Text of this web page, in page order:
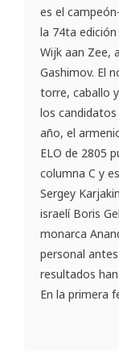
es el
la 74ta
Wijk aan Zee,
Gashimov. El
torre, caballo
los
año, el
ELO de 2805
columna C y
Sergey
israelí Boris
monarca
personal
resultados
En la primera